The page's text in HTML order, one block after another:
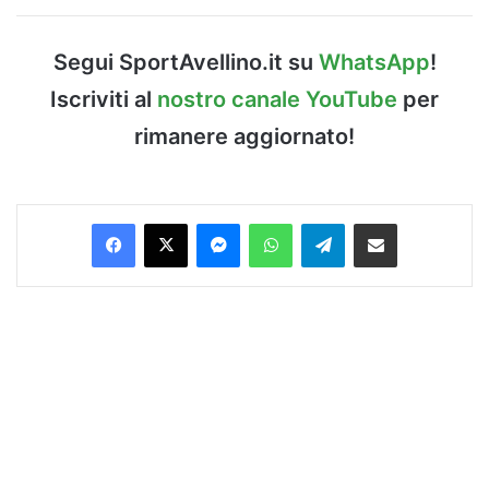
Segui SportAvellino.it su WhatsApp!
Iscriviti al nostro canale YouTube per
rimanere aggiornato!
Facebook
X MessengerWhatsAppTelegramCondividi via Email